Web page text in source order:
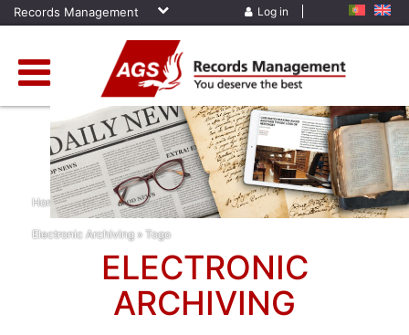
Records Management Log in
Home » News » Africa » Archiving Services Corporate News
Electronic Archiving » Togo
ELECTRONIC
ARCHIVING